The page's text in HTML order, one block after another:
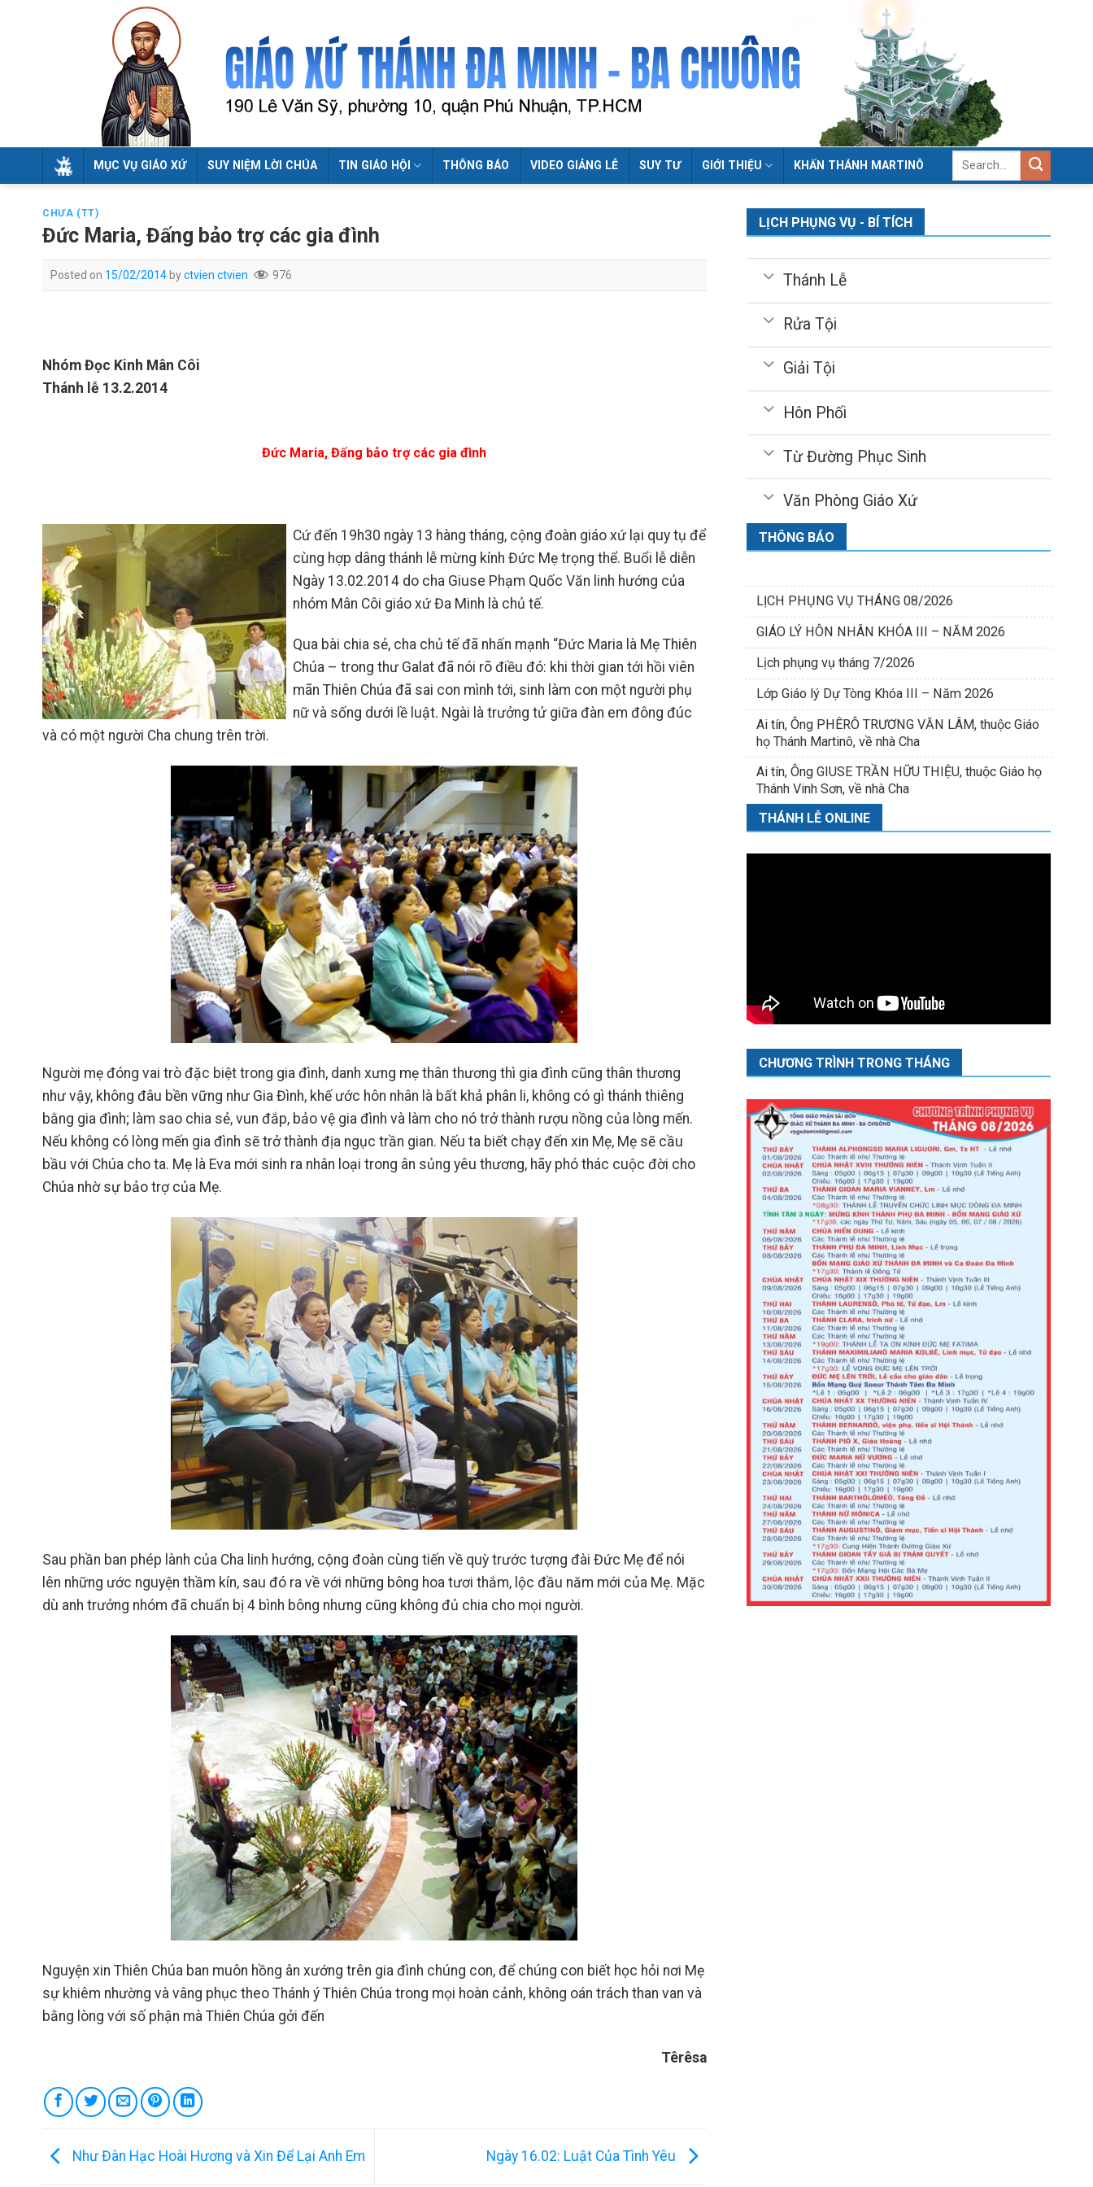
MỤC VỤ GIÁO XỨ SUY NIỆM LỜI CHÚA TIN GIÁO HỘI THÔNG BÁO VIDEO GIẢNG LỄ SUY TƯ GIỚI THIỆU KHẤN THÁNH MARTINÔ
CHƯA (TT)
Đức Maria, Đấng bảo trợ các gia đình
Posted on 15/02/2014 byctvien ctvien 976
Nhóm Đọc Kinh Mân Côi
Thánh lễ 13.2.2014
Đức Maria, Đấng bảo trợ các gia đình
Cứ đến 19h30 ngày 13 hàng tháng, cộng đoàn giáo xứ lại quy tụ để
cùng hợp dâng thánh lễ mừng kính Đức Mẹ trọng thể. Buổi lễ diễn
Ngày 13.02.2014 do cha Giuse Phạm Quốc Văn linh hướng của
nhóm Mân Côi giáo xứ Đa Minh là chủ tế.
Qua bài chia sẻ, cha chủ tế đã nhấn mạnh “Đức Maria là Mẹ Thiên
Chúa – trong thư Galat đã nói rõ điều đó: khi thời gian tới hồi viên
mãn Thiên Chúa đã sai con mình tới, sinh làm con một người phụ
nữ và sống dưới lề luật. Ngài là trưởng tử giữa đàn em đông đúc
và có một người Cha chung trên trời.
Người mẹ đóng vai trò đặc biệt trong gia đình, danh xưng mẹ thân thương thì gia đình cũng thân thương
như vậy, không đâu bền vững như Gia Đình, khế ước hôn nhân là bất khả phân li, không có gì thánh thiêng
bằng gia đình; làm sao chia sẻ, vun đắp, bảo vệ gia đình và làm cho nó trở thành rượu nồng của lòng mến.
Nếu không có lòng mến gia đình sẽ trở thành địa ngục trần gian. Nếu ta biết chạy đến xin Mẹ, Mẹ sẽ cầu
bầu với Chúa cho ta. Mẹ là Eva mới sinh ra nhân loại trong ân sủng yêu thương, hãy phó thác cuộc đời cho
Chúa nhờ sự bảo trợ của Mẹ.
Sau phần ban phép lành của Cha linh hướng, cộng đoàn cùng tiến về quỳ trước tượng đài Đức Mẹ để nói
lên những ước nguyện thầm kín, sau đó ra về với những bông hoa tươi thắm, lộc đầu năm mới của Mẹ. Mặc
dù anh trưởng nhóm đã chuẩn bị 4 bình bông nhưng cũng không đủ chia cho mọi người.
Nguyện xin Thiên Chúa ban muôn hồng ân xướng trên gia đình chúng con, để chúng con biết học hỏi nơi Mẹ
sự khiêm nhường và vâng phục theo Thánh ý Thiên Chúa trong mọi hoàn cảnh, không oán trách than van và
bằng lòng với số phận mà Thiên Chúa gởi đến
Têrêsa
Như Đàn Hạc Hoài Hương và Xin Để Lại Anh Em Ngày 16.02: Luật Của Tình Yêu
LỊCH PHỤNG VỤ - BÍ TÍCH
Thánh Lễ
Rửa Tội
Giải Tội
Hôn Phối
Từ Đường Phục Sinh
Văn Phòng Giáo Xứ
THÔNG BÁO
LỊCH PHỤNG VỤ THÁNG 08/2026
GIÁO LÝ HÔN NHÂN KHÓA III – NĂM 2026
Lịch phụng vụ tháng 7/2026
Lớp Giáo lý Dự Tòng Khóa III – Năm 2026
Ai tín, Ông PHÊRÔ TRƯƠNG VĂN LÂM, thuộc Giáo
họ Thánh Martinô, về nhà Cha
Ai tín, Ông GIUSE TRẦN HỮU THIỆU, thuộc Giáo họ
Thánh Vinh Sơn, về nhà Cha
THÁNH LỄ ONLINE
CHƯƠNG TRÌNH TRONG THÁNG